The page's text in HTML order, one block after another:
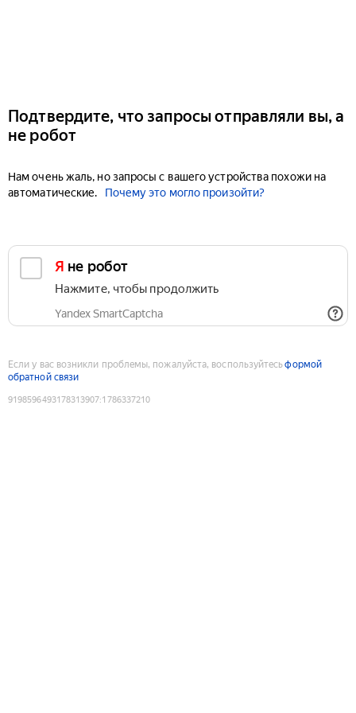
Подтвердите, что запросы отправляли вы, а
не робот
Нам очень жаль, но запросы с вашего устройства похожи на
автоматические.
Почему это могло произойти?
Я не робот
Нажмите, чтобы продолжить
Yandex SmartCaptcha
Если у вас возникли проблемы, пожалуйста, воспользуйтесьформой
обратной связи
9198596493178313907:1786337210